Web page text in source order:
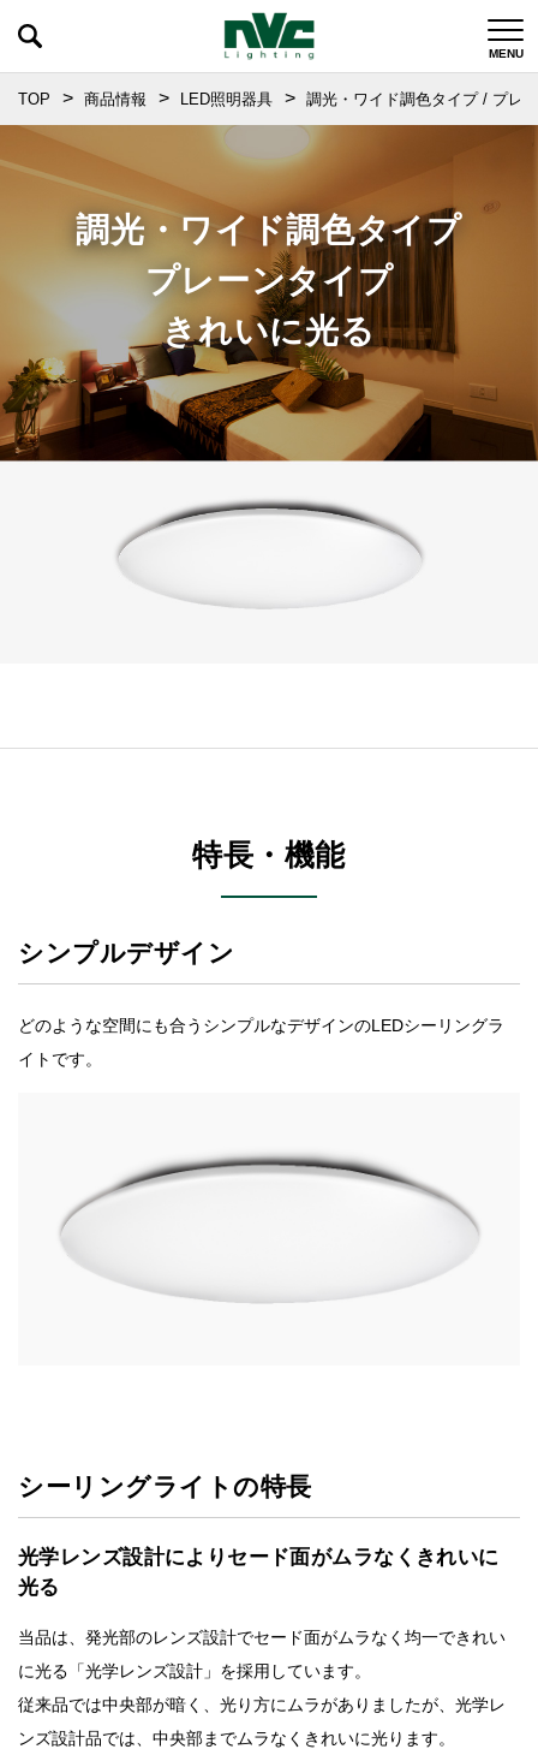
TOP 商品情報 LED照明器具 調光・ワイド調色タイプ / プレ
調光・ワイド調色タイプ
プレーンタイプ
きれいに光る
特長・機能
シンプルデザイン
どのような空間にも合うシンプルなデザインのLEDシーリングラ
イトです。
シーリングライトの特長
光学レンズ設計によりセード面がムラなくきれいに
光る
当品は、発光部のレンズ設計でセード面がムラなく均一できれい
に光る「光学レンズ設計」を採用しています。
従来品では中央部が暗く、光り方にムラがありましたが、光学レ
ンズ設計品では、中央部までムラなくきれいに光ります。